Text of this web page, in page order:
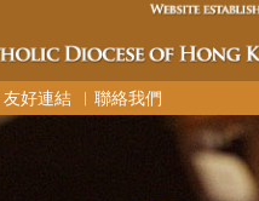
友好連結 ︳聯絡我們